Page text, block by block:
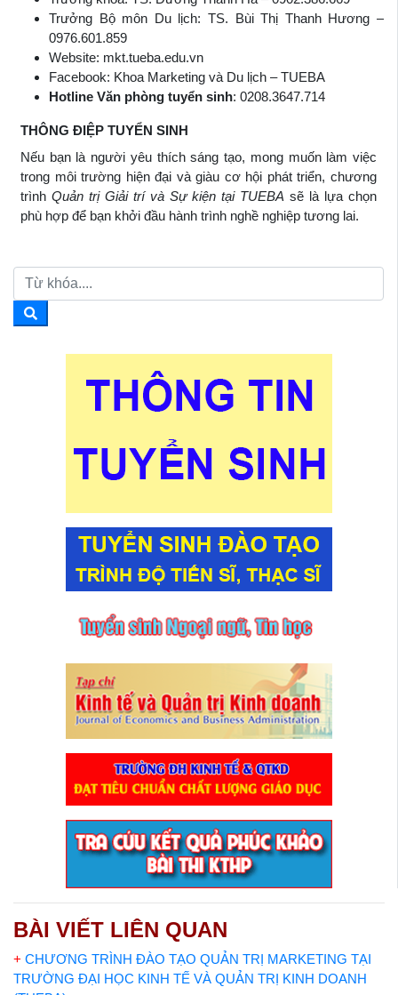
Trưởng Bộ môn Du lịch: TS. Bùi Thị Thanh Hương –
0976.601.859
Website: mkt.tueba.edu.vn
Facebook: Khoa Marketing và Du lịch – TUEBA
Hotline Văn phòng tuyển sinh: 0208.3647.714
THÔNG ĐIỆP TUYỂN SINH
Nếu bạn là người yêu thích sáng tạo, mong muốn làm việc
trong môi trường hiện đại và giàu cơ hội phát triển, chương
trình Quản trị Giải trí và Sự kiện tại TUEBA sẽ là lựa chọn
phù hợp để bạn khởi đầu hành trình nghề nghiệp tương lai.
BÀI VIẾT LIÊN QUAN
+ CHƯƠNG TRÌNH ĐÀO TẠO QUẢN TRỊ MARKETING TẠI
TRƯỜNG ĐẠI HỌC KINH TẾ VÀ QUẢN TRỊ KINH DOANH